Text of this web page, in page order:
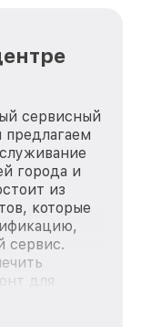
сервисный
города и
из
которые
сервис.
для
FLIR, вне
Мы